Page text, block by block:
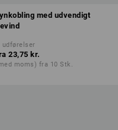
med udvendigt
udførelser
23,75 kr.
moms) fra 10 Stk.